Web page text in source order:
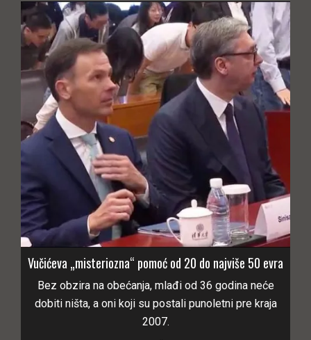
Vučićeva „misteriozna“ pomoć od 20 do najviše 50 evra
Bez obzira na obećanja, mlađi od 36 godina neće
dobiti ništa, a oni koji su postali punoletni pre kraja
2007.